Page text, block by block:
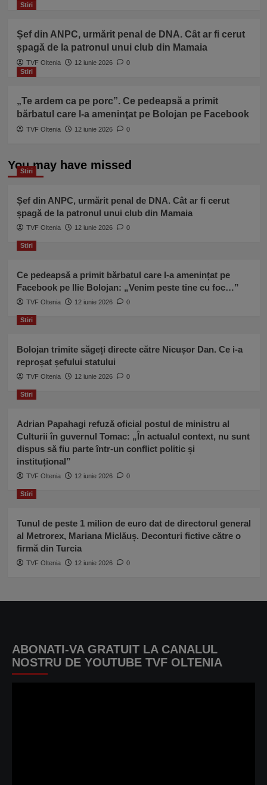
Stiri
Șef din ANPC, urmărit penal de DNA. Cât ar fi cerut
șpagă de la patronul unui club din Mamaia
TVF Oltenia 12 iunie 2026
0
Stiri
„Te ardem ca pe porc”. Ce pedeapsă a primit
bărbatul care l-a ameninţat pe Bolojan pe Facebook
TVF Oltenia 12 iunie 2026 0
You may have missed
Stiri
Șef din ANPC, urmărit penal de DNA. Cât ar fi cerut
șpagă de la patronul unui club din Mamaia
TVF Oltenia 12 iunie 2026 0
Stiri
Ce pedeapsă a primit bărbatul care l-a amenințat pe
Facebook pe Ilie Bolojan: „Venim peste tine cu foc…”
TVF Oltenia 12 iunie 2026 0
Stiri
Bolojan trimite săgeți directe către Nicușor Dan. Ce i-a
reproșat șefului statului
TVF Oltenia 12 iunie 2026 0
Stiri
Adrian Papahagi refuză oficial postul de ministru al
Culturii în guvernul Tomac: „În actualul context, nu sunt
dispus să fiu parte într-un conflict politic și
instituțional”
TVF Oltenia 12 iunie 2026 0
Stiri
Tunul de peste 1 milion de euro dat de directorul general
al Metrorex, Mariana Miclăuș. Deconturi fictive către o
firmă din Turcia
TVF Oltenia 12 iunie 2026 0
ABONATI-VA GRATUIT LA CANALUL
NOSTRU DE YOUTUBE TVF OLTENIA